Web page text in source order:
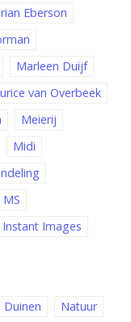
Eberson
Marleen Duijf
van Overbeek
Meierij
Midi
MS
Images
Duinen
Natuur